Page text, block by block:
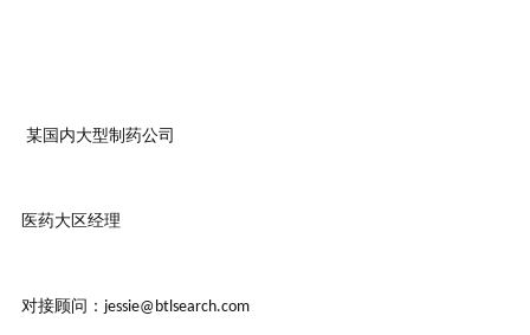
某国内大型制药公司
医药大区经理
对接顾问： jessie@btlsearch.com